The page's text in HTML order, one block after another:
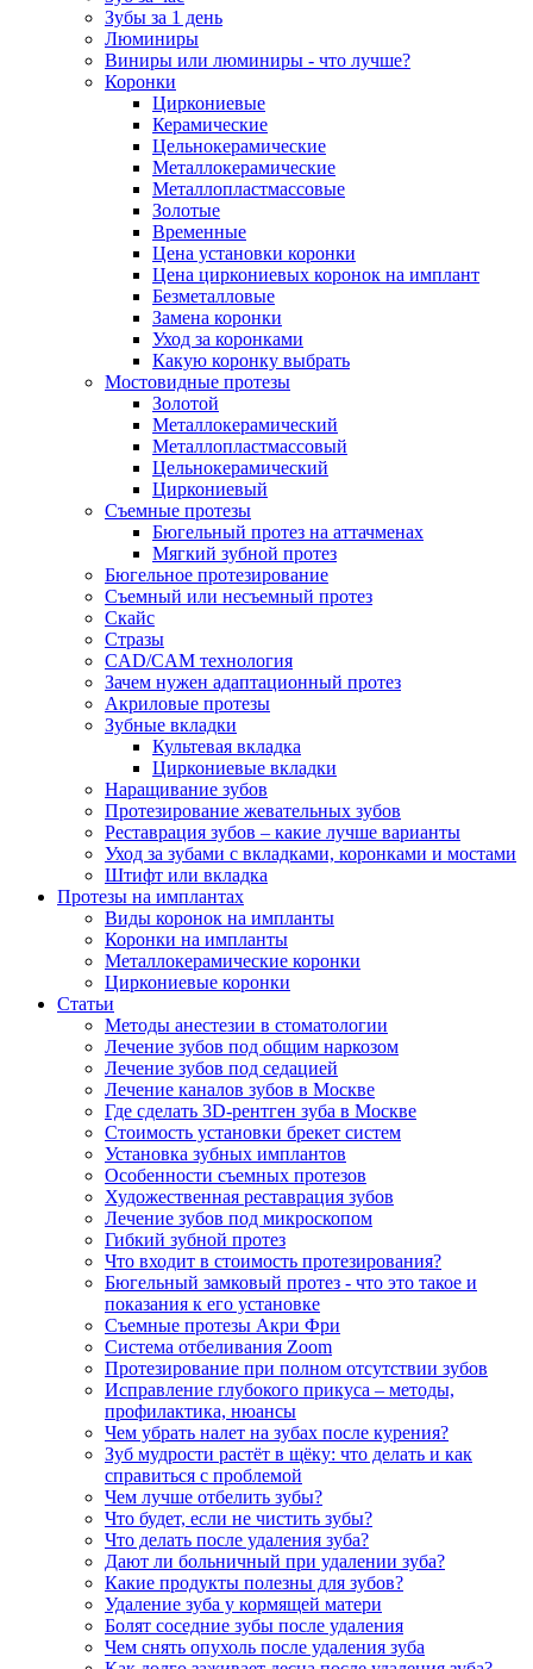
Зубы за 1 день
Люминиры
Виниры или люминиры - что лучше?
Коронки
Циркониевые
Керамические
Цельнокерамические
Металлокерамические
Металлопластмассовые
Золотые
Временные
Цена установки коронки
Цена циркониевых коронок на имплант
Безметалловые
Замена коронки
Уход за коронками
Какую коронку выбрать
Мостовидные протезы
Золотой
Металлокерамический
Металлопластмассовый
Цельнокерамический
Циркониевый
Съемные протезы
Бюгельный протез на аттачменах
Мягкий зубной протез
Бюгельное протезирование
Съемный или несъемный протез
Скайс
Стразы
CAD/CAM технология
Зачем нужен адаптационный протез
Акриловые протезы
Зубные вкладки
Культевая вкладка
Циркониевые вкладки
Наращивание зубов
Протезирование жевательных зубов
Реставрация зубов – какие лучше варианты
Уход за зубами с вкладками, коронками и мостами
Штифт или вкладка
Протезы на имплантах
Виды коронок на импланты
Коронки на импланты
Металлокерамические коронки
Циркониевые коронки
Статьи
Методы анестезии в стоматологии
Лечение зубов под общим наркозом
Лечение зубов под седацией
Лечение каналов зубов в Москве
Где сделать 3D-рентген зуба в Москве
Стоимость установки брекет систем
Установка зубных имплантов
Особенности съемных протезов
Художественная реставрация зубов
Лечение зубов под микроскопом
Гибкий зубной протез
Что входит в стоимость протезирования?
Бюгельный замковый протез - что это такое и
показания к его установке
Съемные протезы Акри Фри
Система отбеливания Zoom
Протезирование при полном отсутствии зубов
Исправление глубокого прикуса – методы,
профилактика, нюансы
Чем убрать налет на зубах после курения?
Зуб мудрости растёт в щёку: что делать и как
справиться с проблемой
Чем лучше отбелить зубы?
Что будет, если не чистить зубы?
Что делать после удаления зуба?
Дают ли больничный при удалении зуба?
Какие продукты полезны для зубов?
Удаление зуба у кормящей матери
Болят соседние зубы после удаления
Чем снять опухоль после удаления зуба